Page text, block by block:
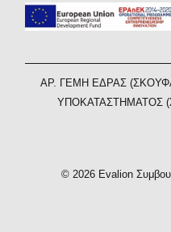
AΡ. ΓΕΜΗ ΕΔΡΑΣ
ΥΠΟΚΑΤΑΣΤΗΜΑΤΟΣ
© 2026 Evalion